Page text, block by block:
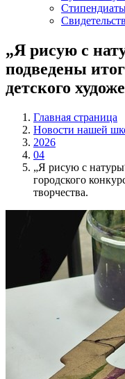
„Я рисую с
подведены
детского
Главная страница
Новости нашей
2026
04
„Я рисую с
городского
творчества.